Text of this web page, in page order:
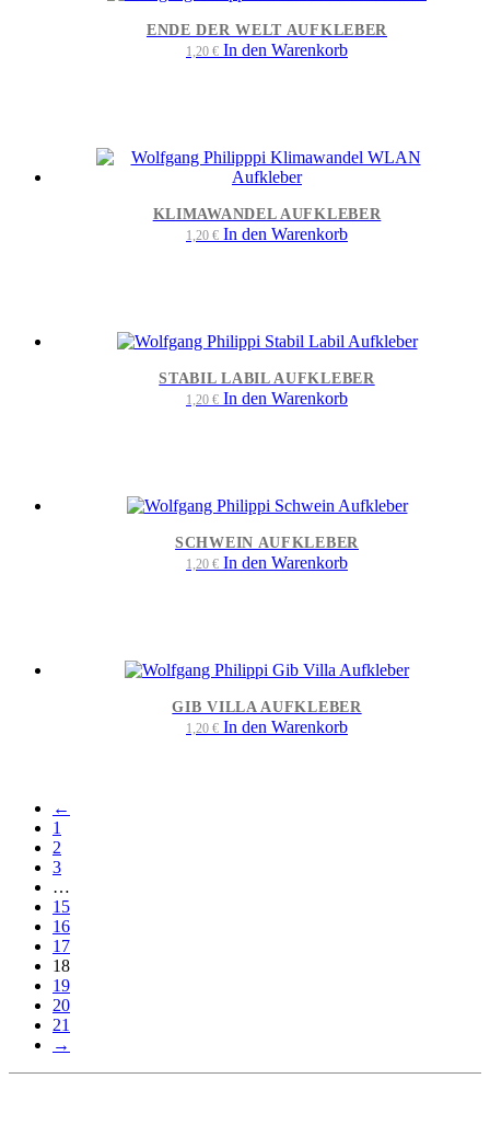
ENDE DER WELT AUFKLEBER
1,20 € In den Warenkorb
KLIMAWANDEL AUFKLEBER
1,20 € In den Warenkorb
STABIL LABIL AUFKLEBER
1,20 € In den Warenkorb
SCHWEIN AUFKLEBER
1,20 € In den Warenkorb
GIB VILLA AUFKLEBER
1,20 € In den Warenkorb
←
1
2
3
…
15
16
17
18
19
20
21
→